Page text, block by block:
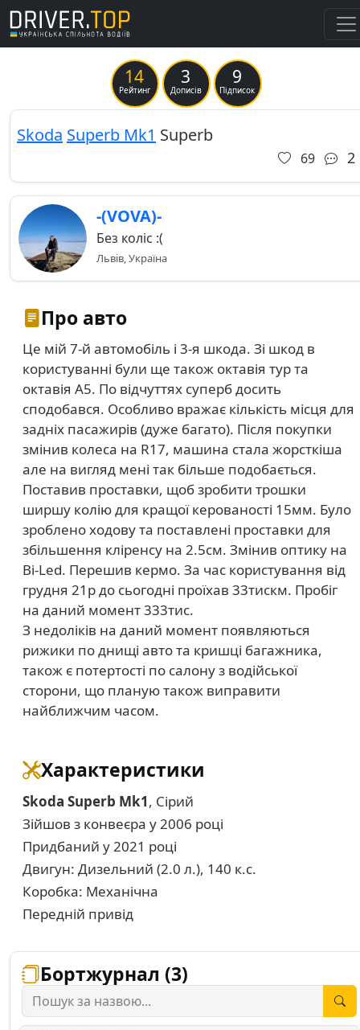
14
Рейтинг
3
Дописів
9
Підписок
Skoda Superb Mk1 Superb
69 2
-(VOVA)-
Без коліс :(
Львів, Україна
Про авто
Це мій 7-й автомобіль і 3-я шкода. Зі шкод в
користуванні були ще також октавія тур та
октавія А5. По відчуттях суперб досить
сподобався. Особливо вражає кількість місця для
задніх пасажирів (дуже багато). Після покупки
змінив колеса на R17, машина стала жорсткіша
але на вигляд мені так більше подобається.
Поставив проставки, щоб зробити трошки
ширшу колію для кращої керованості 15мм. Було
зроблено ходову та поставлені проставки для
збільшення кліренсу на 2.5см. Змінив оптику на
Bi-Led. Перешив кермо. За час користування від
грудня 21р до сьогодні проїхав 33тискм. Пробіг
на даний момент 333тис.
З недоліків на даний момент появляються
рижики по днищі авто та кришці багажника,
також є потертості по салону з водійської
сторони, що планую також виправити
найближчим часом.
Характеристики
Skoda Superb Mk1, Сірий
Зійшов з конвеєра у 2006 році
Придбаний у 2021 році
Двигун: Дизельний (2.0 л.), 140 к.с.
Коробка: Механічна
Передній привід
Бортжурнал (3)